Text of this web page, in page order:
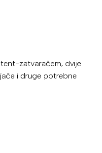
zatvaračem, dvije
i druge potrebne